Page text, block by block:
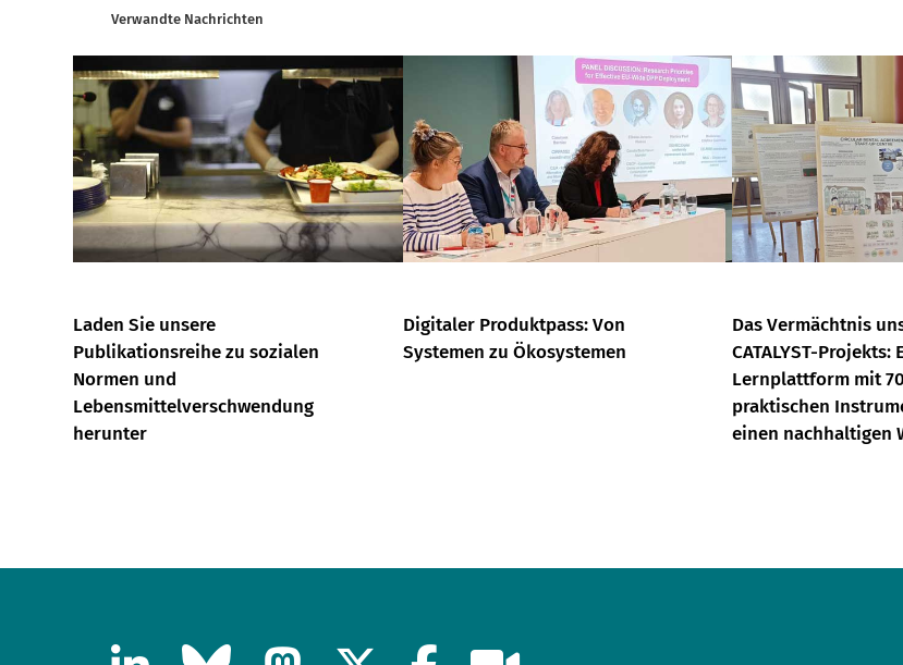
Verwandte Nachrichten
Laden Sie unsere
Publikationsreihe zu sozialen
Normen und
Lebensmittelverschwendung
herunter
Digitaler Produktpass: Von
Systemen zu Ökosystemen
Das Vermächtnis
CATALYST-Projekts:
Lernplattform mit
praktischen
einen nachhaltigen